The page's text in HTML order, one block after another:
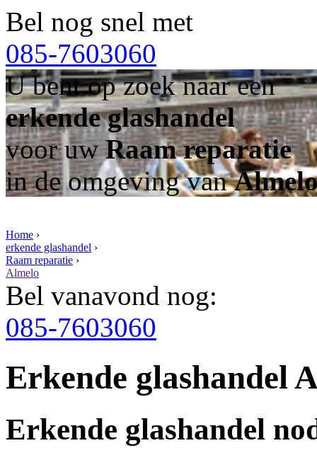
Bel nog snel met
085-7603060
U bent op zoek naar een
erkende glashandel
voor uwRaam reparatie
in de omgeving van
Home ›
erkende glashandel ›
Raam reparatie ›
Almelo
Bel vanavond nog:
085-7603060
Erkende glashandel
Erkende glashandel